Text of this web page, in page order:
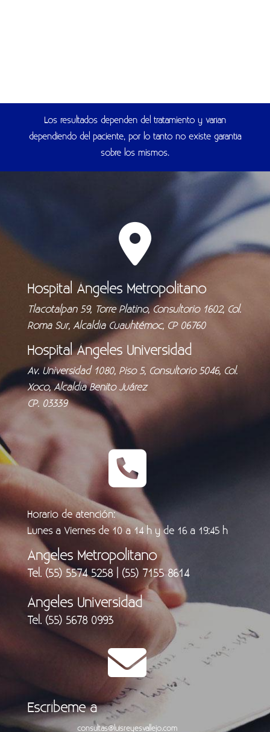
Los resultados dependen del tratamiento y varían
dependiendo del paciente, por lo tanto no existe garantía
sobre los mismos.
Hospital Ángeles Metropolitano
Tlacotalpan 59, Torre Platino, Consultorio 1602, Col.
Roma Sur, Alcaldía Cuauhtémoc, CP 06760
Hospital Ángeles Universidad
Av. Universidad 1080, Piso 5, Consultorio 5046, Col.
Xoco, Alcaldía Benito Juárez
CP. 03339
Horario de atención:
Lunes a Viernes de 10 a 14 h y de 16 a 19:45 h
Ángeles Metropolitano
Tel. (55) 5574 5258 | (55) 7155 8614
Ángeles Universidad
Tel. (55) 5678 0993
Escríbeme a
consultas@luisreyesvallejo.com